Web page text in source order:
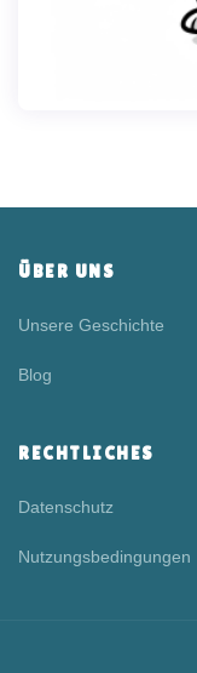
ÜBER UNS
Unsere Geschichte
Blog
RECHTLICHES
Datenschutz
Nutzungsbedingungen